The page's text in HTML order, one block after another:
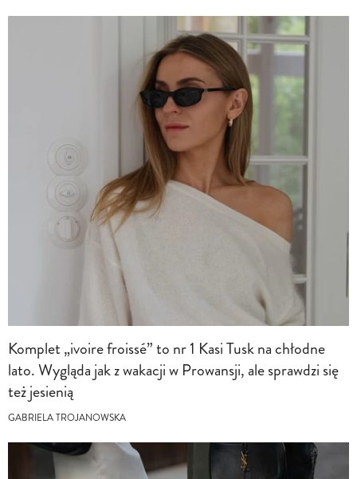
Komplet „ivoire froissé” to nr 1 Kasi Tusk na chłodne
lato. Wygląda jak z wakacji w Prowansji, ale sprawdzi się
też jesienią
GABRIELA TROJANOWSKA